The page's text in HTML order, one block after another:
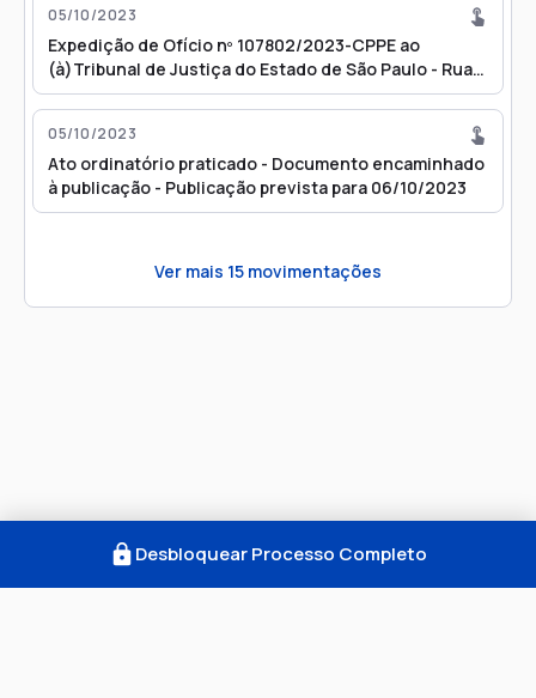
05/10/2023
Expedição de Ofício nº 107802/2023-CPPE ao
(à)Tribunal de Justiça do Estado de São Paulo - Rua
da Glória comunicando decisão (via e-mail)
05/10/2023
Ato ordinatório praticado - Documento encaminhado
à publicação - Publicação prevista para 06/10/2023
Ver mais 15 movimentações
Desbloquear Processo Completo